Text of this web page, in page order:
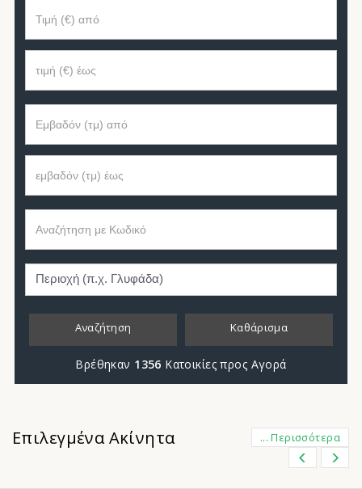
Αναζήτηση Καθάρισμα
Βρέθηκαν 1356 Κατοικίες προς Αγορά
Επιλεγμένα Ακίνητα ... Περισσότερα